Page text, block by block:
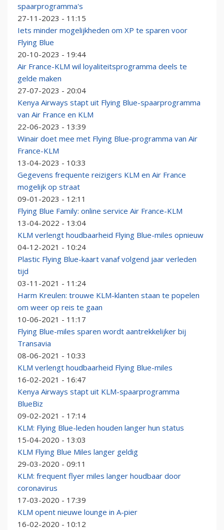
spaarprogramma's
27-11-2023 - 11:15
Iets minder mogelijkheden om XP te sparen voor
Flying Blue
20-10-2023 - 19:44
Air France-KLM wil loyaliteitsprogramma deels te
gelde maken
27-07-2023 - 20:04
Kenya Airways stapt uit Flying Blue-spaarprogramma
van Air France en KLM
22-06-2023 - 13:39
Winair doet mee met Flying Blue-programma van Air
France-KLM
13-04-2023 - 10:33
Gegevens frequente reizigers KLM en Air France
mogelijk op straat
09-01-2023 - 12:11
Flying Blue Family: online service Air France-KLM
13-04-2022 - 13:04
KLM verlengt houdbaarheid Flying Blue-miles opnieuw
04-12-2021 - 10:24
Plastic Flying Blue-kaart vanaf volgend jaar verleden
tijd
03-11-2021 - 11:24
Harm Kreulen: trouwe KLM-klanten staan te popelen
om weer op reis te gaan
10-06-2021 - 11:17
Flying Blue-miles sparen wordt aantrekkelijker bij
Transavia
08-06-2021 - 10:33
KLM verlengt houdbaarheid Flying Blue-miles
16-02-2021 - 16:47
Kenya Airways stapt uit KLM-spaarprogramma
BlueBiz
09-02-2021 - 17:14
KLM: Flying Blue-leden houden langer hun status
15-04-2020 - 13:03
KLM Flying Blue Miles langer geldig
29-03-2020 - 09:11
KLM: frequent flyer miles langer houdbaar door
coronavirus
17-03-2020 - 17:39
KLM opent nieuwe lounge in A-pier
16-02-2020 - 10:12